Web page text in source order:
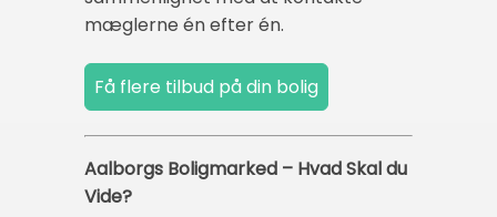
mæglerne én efter én.
Aalborgs Boligmarked – Hvad Skal du
Vide?